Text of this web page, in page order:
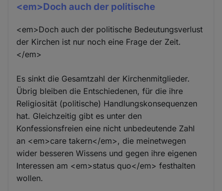
<em>Doch auch der politische
<em>Doch auch der politische Bedeutungsverlust
der Kirchen ist nur noch eine Frage der Zeit.
</em>
Es sinkt die Gesamtzahl der Kirchenmitglieder.
Übrig bleiben die Entschiedenen, für die ihre
Religiosität (politische) Handlungskonsequenzen
hat. Gleichzeitig gibt es unter den
Konfessionsfreien eine nicht unbedeutende Zahl
an <em>care takern</em>, die meinetwegen
wider besseren Wissens und gegen ihre eigenen
Interessen am <em>status quo</em> festhalten
wollen.